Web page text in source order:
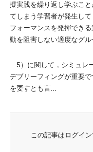
擬実践を繰り返し学ぶこ
てしまう学習者が発生し
フォーマンスを発揮でき
動を阻害しない適度なグル
5）に関して，シミュレ
デブリーフィングが重要
を要すとも言...
この記事はログイ